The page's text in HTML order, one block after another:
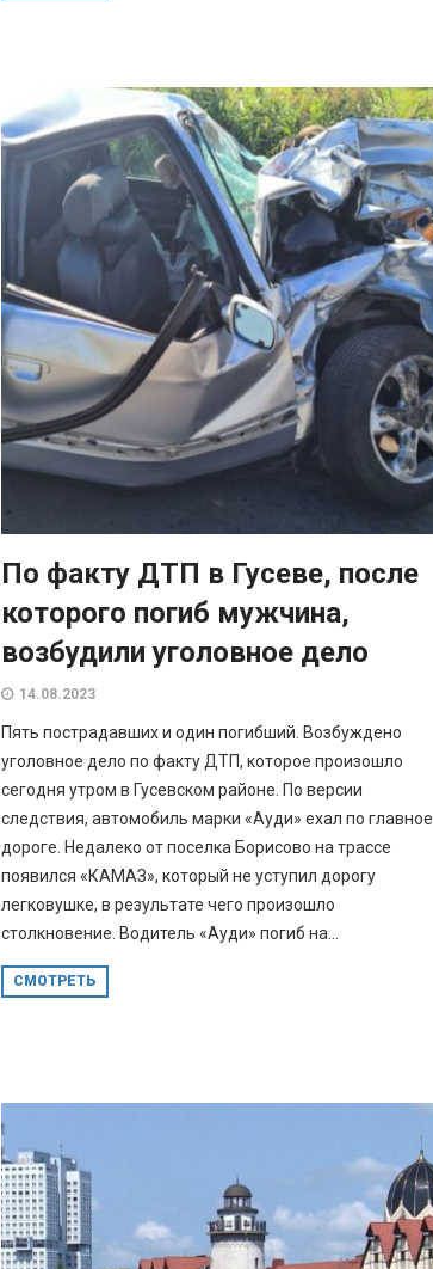
По факту ДТП в Гусеве, после
которого погиб мужчина,
возбудили уголовное дело
14.08.2023
Пять пострадавших и один погибший. Возбуждено
уголовное дело по факту ДТП, которое произошло
сегодня утром в Гусевском районе. По версии
следствия, автомобиль марки «Ауди» ехал по главное
дороге. Недалеко от поселка Борисово на трассе
появился «КАМАЗ», который не уступил дорогу
легковушке, в результате чего произошло
столкновение. Водитель «Ауди» погиб на...
СМОТРЕТЬ